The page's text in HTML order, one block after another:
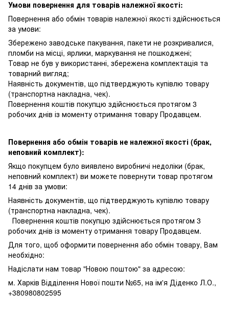
Умови повернення для товарів належної якості:
Повернення або обмін товарів належної якості здійснюється
за умови:
Збережено заводське пакування, пакети не розкривалися,
пломби на місці, ярлики, маркування не пошкоджені;
Товар не був у використанні, збережена комплектація та
товарний вигляд;
Наявність документів, що підтверджують купівлю товару
(транспортна накладна, чек).
Повернення коштів покупцю здійснюється протягом 3
робочих днів із моменту отримання товару Продавцем.
Повернення або обмін товарів не належної якості (брак,
неповний комплект):
Якщо покупцем було виявлено виробничі недоліки (брак,
неповний комплект) ви можете повернути товар протягом
14 днів за умови:
Наявність документів, що підтверджують купівлю товару
(транспортна накладна, чек).
Повернення коштів покупцю здійснюється протягом 3
робочих днів із моменту отримання товару Продавцем.
Для того, щоб оформити повернення або обмін товару, Вам
необхідно:
Надіслати нам товар "Новою поштою" за адресою:
м. Харків Відділення Нової пошти №65, на ім'я Діденко Л.О.,
+380980802595